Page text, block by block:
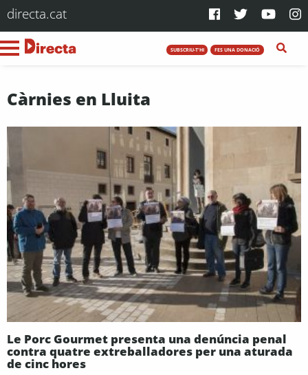
directa.cat
SUBSCRIU-T'HI FES UNA DONACIÓ
Càrnies en Lluita
Le Porc Gourmet presenta una denúncia penal
contra quatre extreballadores per una aturada
de cinc hores